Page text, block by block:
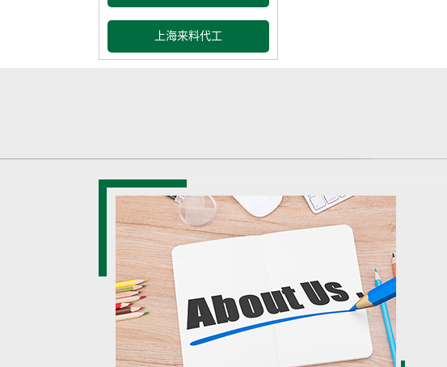
上海来料代工